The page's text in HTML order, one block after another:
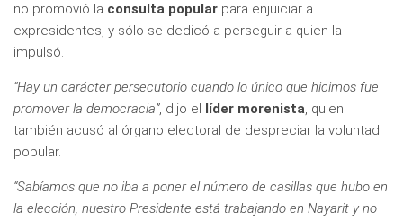
no promovió la consulta popular para enjuiciar a
expresidentes, y sólo se dedicó a perseguir a quien la
impulsó.
“Hay un carácter persecutorio cuando lo único que hicimos fue
promover la democracia”, dijo el líder morenista, quien
también acusó al órgano electoral de despreciar la voluntad
popular.
“Sabíamos que no iba a poner el número de casillas que hubo en
la elección, nuestro Presidente está trabajando en Nayarit y no